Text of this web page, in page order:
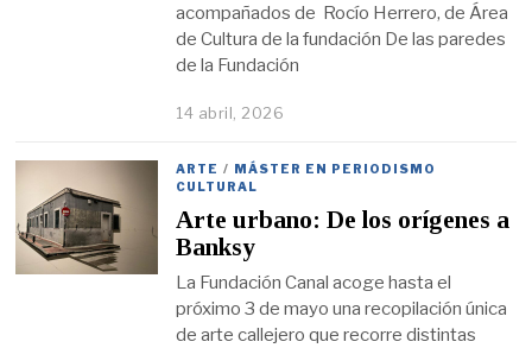
acompañados de Rocío Herrero, de Área
de Cultura de la fundación De las paredes
de la Fundación
14 abril, 2026
ARTE / MÁSTER EN PERIODISMO
CULTURAL
Arte urbano: De los orígenes a
Banksy
La Fundación Canal acoge hasta el
próximo 3 de mayo una recopilación única
de arte callejero que recorre distintas